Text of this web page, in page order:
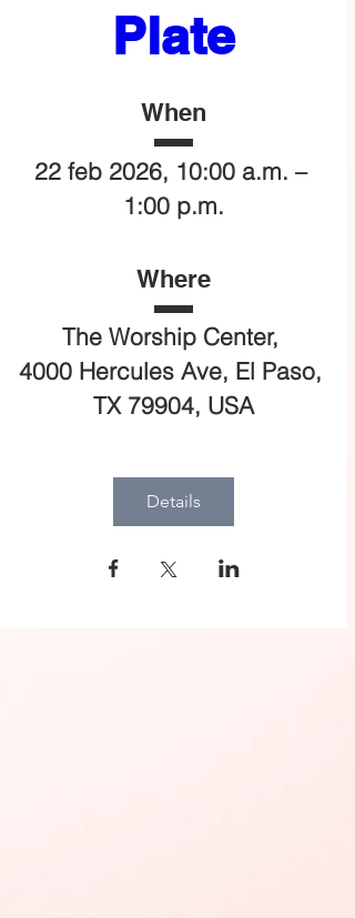
Plate
When
22 feb 2026, 10:00 a.m. –
1:00 p.m.
Where
The Worship Center,
4000 Hercules Ave, El Paso,
TX 79904, USA
Details